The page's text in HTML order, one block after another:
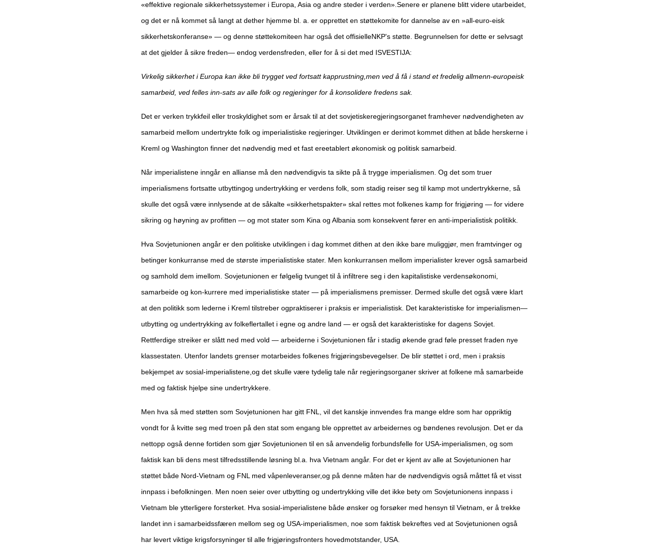
«effektive regionale sikkerhetssystemer i Europa, Asia og andre steder i verden».Senere er planene blitt videre utarbeidet,
og det er nå kommet så langt at dether hjemme bl. a. er opprettet en støttekomite for dannelse av en »all-euro-eisk
sikkerhetskonferanse» — og denne støttekomiteen har også det offisielleNKP's støtte. Begrunnelsen for dette er selvsagt
at det gjelder å sikre freden— endog verdensfreden, eller for å si det med ISVESTIJA:
Virkelig sikkerhet i Europa kan ikke bli trygget ved fortsatt kapprustning,men ved å få i stand et fredelig allmenn-europeisk
samarbeid, ved felles inn-sats av alle folk og regjeringer for å konsolidere fredens sak.
Det er verken trykkfeil eller troskyldighet som er årsak til at det sovjetiskeregjeringsorganet framhever nødvendigheten av
samarbeid mellom undertrykte folk og imperialistiske regjeringer. Utviklingen er derimot kommet dithen at både herskerne i
Kreml og Washington finner det nødvendig med et fast ereetablert økonomisk og politisk samarbeid.
Når imperialistene inngår en allianse må den nødvendigvis ta sikte på å trygge imperialismen. Og det som truer
imperialismens fortsatte utbyttingog undertrykking er verdens folk, som stadig reiser seg til kamp mot undertrykkerne, så
skulle det også være innlysende at de såkalte «sikkerhetspakter» skal rettes mot folkenes kamp for frigjøring — for videre
sikring og høyning av profitten — og mot stater som Kina og Albania som konsekvent fører en anti-imperialistisk politikk.
Hva Sovjetunionen angår er den politiske utviklingen i dag kommet dithen at den ikke bare muliggjør, men framtvinger og
betinger konkurranse med de største imperialistiske stater. Men konkurransen mellom imperialister krever også samarbeid
og samhold dem imellom. Sovjetunionen er følgelig tvunget til å infiltrere seg i den kapitalistiske verdensøkonomi,
samarbeide og kon-kurrere med imperialistiske stater — på imperialismens premisser. Dermed skulle det også være klart
at den politikk som lederne i Kreml tilstreber ogpraktiserer i praksis er imperialistisk. Det karakteristiske for imperialismen—
utbytting og undertrykking av folkeflertallet i egne og andre land — er også det karakteristiske for dagens Sovjet.
Rettferdige streiker er slått ned med vold — arbeiderne i Sovjetunionen får i stadig økende grad føle presset fraden nye
klassestaten. Utenfor landets grenser motarbeides folkenes frigjøringsbevegelser. De blir støttet i ord, men i praksis
bekjempet av sosial-imperialistene,og det skulle være tydelig tale når regjeringsorganer skriver at folkene må samarbeide
med og faktisk hjelpe sine undertrykkere.
Men hva så med støtten som Sovjetunionen har gitt FNL, vil det kanskje innvendes fra mange eldre som har oppriktig
vondt for å kvitte seg med troen på den stat som engang ble opprettet av arbeidernes og bøndenes revolusjon. Det er da
nettopp også denne fortiden som gjør Sovjetunionen til en så anvendelig forbundsfelle for USA-imperialismen, og som
faktisk kan bli dens mest tilfredsstillende løsning bl.a. hva Vietnam angår. For det er kjent av alle at Sovjetunionen har
støttet både Nord-Vietnam og FNL med våpenleveranser,og på denne måten har de nødvendigvis også måttet få et visst
innpass i befolkningen. Men noen seier over utbytting og undertrykking ville det ikke bety om Sovjetunionens innpass i
Vietnam ble ytterligere forsterket. Hva sosial-imperialistene både ønsker og forsøker med hensyn til Vietnam, er å trekke
landet inn i samarbeidssfæren mellom seg og USA-imperialismen, noe som faktisk bekreftes ved at Sovjetunionen også
har levert viktige krigsforsyninger til alle frigjøringsfronters hovedmotstander, USA.